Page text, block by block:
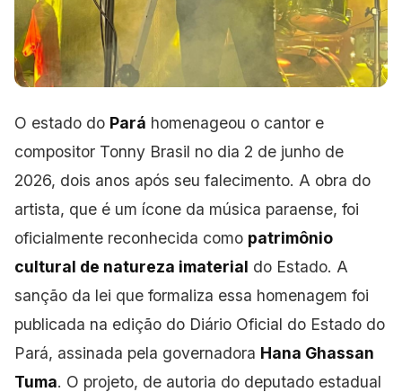
O estado do Pará homenageou o cantor e
compositor Tonny Brasil no dia 2 de junho de
2026, dois anos após seu falecimento. A obra do
artista, que é um ícone da música paraense, foi
oficialmente reconhecida como patrimônio
cultural de natureza imaterial do Estado. A
sanção da lei que formaliza essa homenagem foi
publicada na edição do Diário Oficial do Estado do
Pará, assinada pela governadora Hana Ghassan
Tuma. O projeto, de autoria do deputado estadual